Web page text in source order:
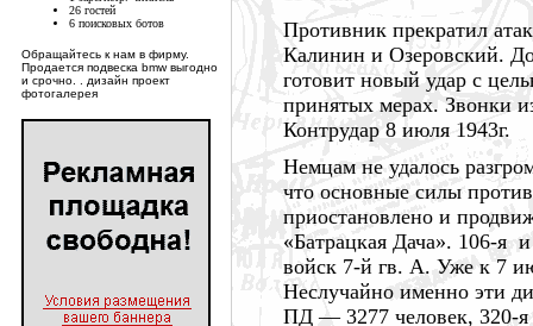
26 гостей
6 поисковых ботов
Обращайтесь к нам в фирму.
Продается подвеска bmw выгодно
и срочно. . дизайн проект
фотогалерея
Противник прекратил
Калинин и Озеровский.
готовит новый удар с
принятых мерах. Звонки
Контрудар 8 июля 1943г.
Немцам не удалось
что основные силы
приостановлено и
«Батрацкая Дача». 106-я
войск 7-й гв. А. Уже к 7
Неслучайно именно эти
ПД — 3277 человек, 320-я